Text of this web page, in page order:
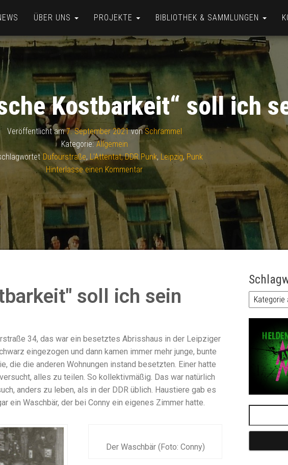
ÜBER UNS PROJEKTE BIBLIOTHEK & SAMMLUNGEN
Kostbarkeit“ soll ich
Veröffentlicht am7. September 2021vonSchrammel
Kategorie: Allgemein
Dufourstraße, L'Attentat; DDR Punk, Leipzig, Punk
Hinterlasse einen Kommentar
soll ich sein
34, das war ein besetztes Abrisshaus in der Leipziger
eingezogen und dann kamen immer mehr junge, bunte
die die anderen Wohnungen instand besetzten. Einer hatte
alles zu teilen. So kollektivmäßig. Das war natürlich
anders zu leben, als in der DDR üblich. Haustiere gab es
ein Waschbär, der bei Conny ein eigenes Zimmer hatte.
Der Waschbär (Foto: Conny)